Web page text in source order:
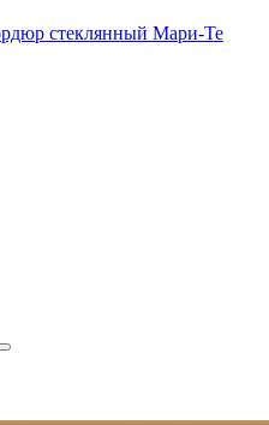
стеклянный Мари-Те